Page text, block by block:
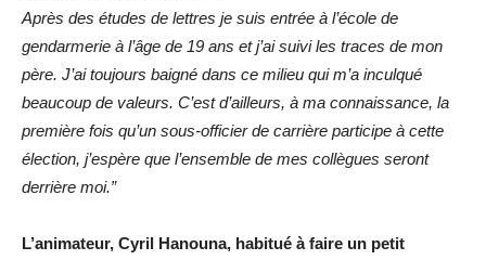
Après des études de lettres je suis entrée à l’école de
gendarmerie à l’âge de 19 ans et j’ai suivi les traces de mon
père. J’ai toujours baigné dans ce milieu qui m’a inculqué
beaucoup de valeurs. C’est d’ailleurs, à ma connaissance, la
première fois qu’un sous-officier de carrière participe à cette
élection, j’espère que l’ensemble de mes collègues seront
derrière moi.”
L’animateur, Cyril Hanouna, habitué à faire un petit